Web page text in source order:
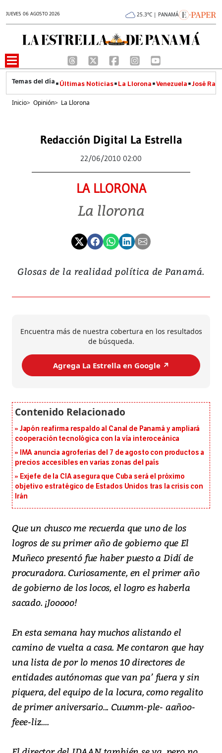
JUEVES 06 AGOSTO 2026 25.3°C | PANAMÁ
Últimas Noticias La Llorona Venezuela José
Inicio> Opinión> La Llorona
Redacción Digital La Estrella
22/06/2010 02:00
LA LLORONA
La llorona
Glosas de la realidad política de Panamá.
Encuentra más de nuestra cobertura en los resultados
de búsqueda.
Agrega La Estrella en Google ↗️
Japón reafirma respaldo al Canal de Panamá y ampliará
cooperación tecnológica con la vía interoceánica
IMA anuncia agroferias del 7 de agosto con productos a
precios accesibles en varias zonas del país
Exjefe de la CIA asegura que Cuba será el próximo
objetivo estratégico de Estados Unidos tras la crisis con
Irán
Que un chusco me recuerda que uno de los
logros de su primer año de gobierno que El
Muñeco presentó fue haber puesto a Didí de
procuradora. Curiosamente, en el primer año
de gobierno de los locos, el logro es haberla
sacado. ¡Jooooo!
En esta semana hay muchos alistando el
camino de vuelta a casa. Me contaron que hay
una lista de por lo menos 10 directores de
entidades autónomas que van pa’ fuera y sin
piquera, del equipo de la locura, como regalito
de primer aniversario... Cuumm-ple- aañoo-
feee-liz....